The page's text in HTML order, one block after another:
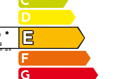
D
E
*
F
G